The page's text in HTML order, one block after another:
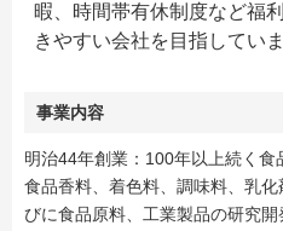
暇、時間帯有休制度など福
きやすい会社を目指していま
事業内容
明治44年創業：100年以上続く食
食品香料、着色料、調味料、乳
びに食品原料、工業製品の研究